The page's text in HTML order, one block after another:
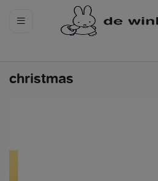
christmas